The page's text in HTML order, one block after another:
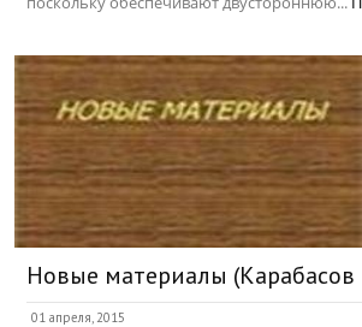
Новые материалы (Карабасов
01 апреля, 2015